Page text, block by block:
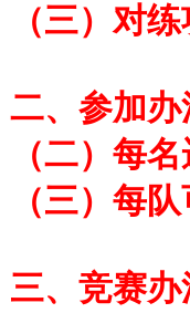
（三）对
二、参加办
（二）每
（三）每
三、竞赛办